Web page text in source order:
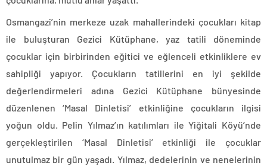
Osmangazi’nin merkeze uzak mahallerindeki çocukları kitap
ile buluşturan Gezici Kütüphane, yaz tatili döneminde
çocuklar için birbirinden eğitici ve eğlenceli etkinliklere ev
sahipliği yapıyor. Çocukların tatillerini en iyi şekilde
değerlendirmeleri adına Gezici Kütüphane bünyesinde
düzenlenen ‘Masal Dinletisi’ etkinliğine çocukların ilgisi
yoğun oldu. Pelin Yılmaz’ın katılımları ile Yiğitali Köyü’nde
gerçekleştirilen ‘Masal Dinletisi’ etkinliği ile çocuklar
unutulmaz bir gün yaşadı. Yılmaz, dedelerinin ve nenelerinin